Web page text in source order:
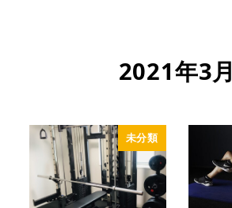
2021年3月
未分類